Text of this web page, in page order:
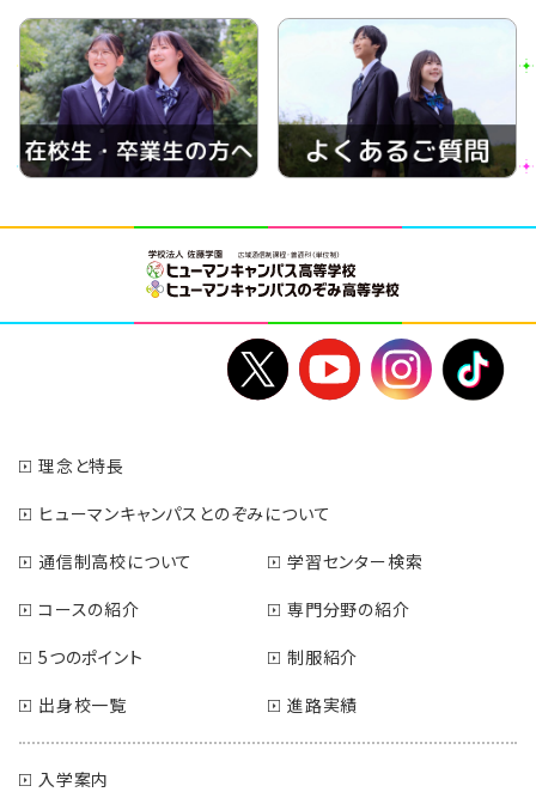
理念と特長
ヒューマンキャンパスとのぞみについて
通信制高校について
学習センター検索
コースの紹介
専門分野の紹介
5つのポイント
制服紹介
出身校一覧
進路実績
入学案内